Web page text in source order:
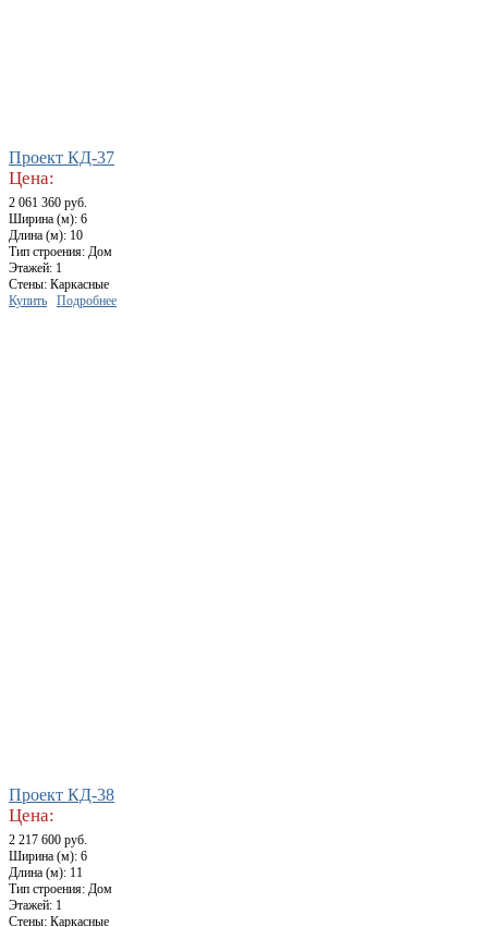
Проект КД-37
Цена:
2 061 360 руб.
Ширина (м): 6
Длина (м): 10
Тип строения: Дом
Этажей: 1
Стены: Каркасные
Купить
Подробнее
Проект КД-38
Цена:
2 217 600 руб.
Ширина (м): 6
Длина (м): 11
Тип строения: Дом
Этажей: 1
Стены: Каркасные